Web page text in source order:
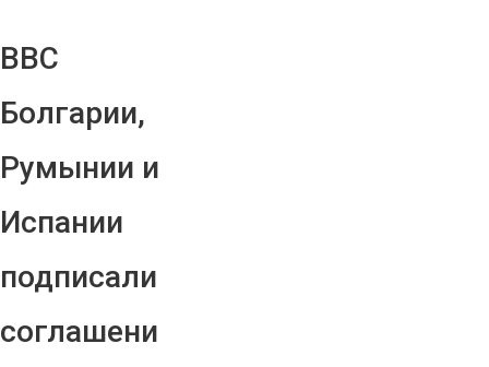
ВВС
Болгарии,
Румынии и
Испании
подписали
соглашени